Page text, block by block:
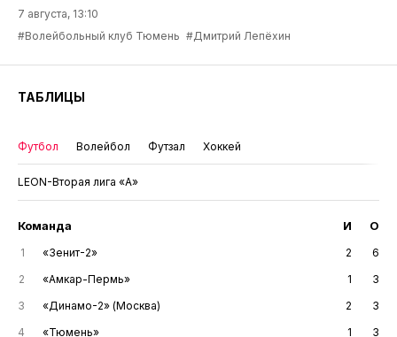
7 августа, 13:10
#Волейбольный клуб Тюмень #Дмитрий Лепёхин
ТАБЛИЦЫ
Футбол Волейбол Футзал Хоккей
LEON-Вторая лига «А»
Команда И О
1 «Зенит-2» 2
6
2
«Амкар-Пермь» 1
3
3
«Динамо-2» (Москва) 2
3
4
«Тюмень» 1
3